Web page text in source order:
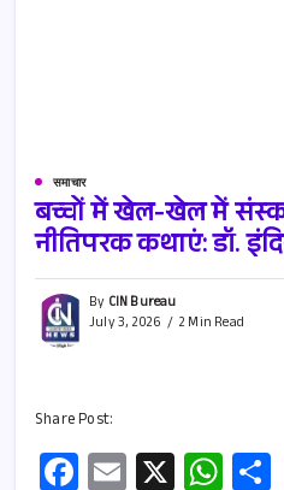
समाचार
बच्चों में खेल-खेल में
नीतिपरक कथाएं: डॉ.
By CIN Bureau
July 3, 2026
2 Min Read
Share Post:
Fa E X W